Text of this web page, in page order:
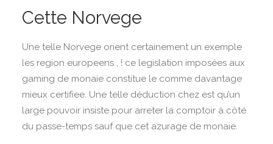
Cette Norvege
Une telle Norvege orient certainement un exemple
les region europeens , ! ce legislation imposées aux
gaming de monaie constitue le comme davantage
mieux certifiee. Une telle déduction chez est qu’un
large pouvoir insiste pour arreter la comptoir à côté
du passe-temps sauf que cet azurage de monaie.